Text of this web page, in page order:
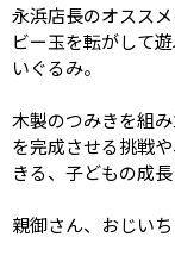
永浜店長のオスス
ビー玉を転がして
いぐるみ。
木製のつみきを組
を完成させる挑戦
きる、子どもの成
親御さん、おじい